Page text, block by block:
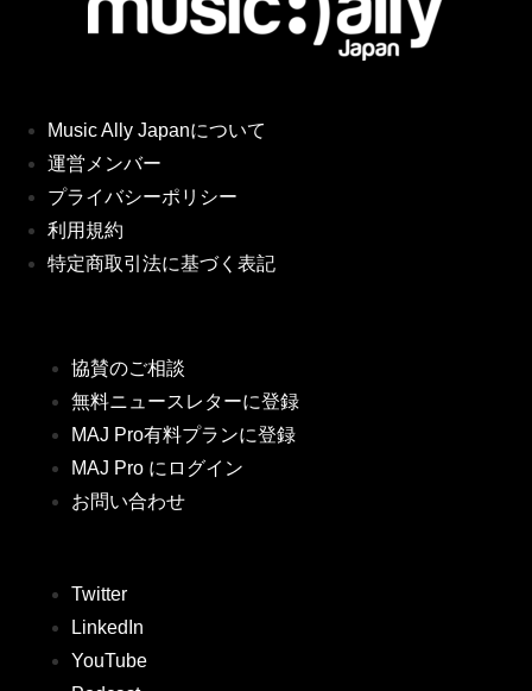
Music Ally Japanについて
運営メンバー
プライバシーポリシー
利用規約
特定商取引法に基づく表記
協賛のご相談
無料ニュースレターに登録
MAJ Pro有料プランに登録
MAJ Pro にログイン
お問い合わせ
Twitter
LinkedIn
YouTube